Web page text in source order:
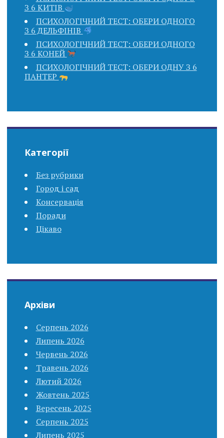
З 6 КИТІВ
ПСИХОЛОГІЧНИЙ ТЕСТ: ОБЕРИ ОДНОГО
З 6 ДЕЛЬФІНІВ
ПСИХОЛОГІЧНИЙ ТЕСТ: ОБЕРИ ОДНОГО
З 6 КОНЕЙ
ПСИХОЛОГІЧНИЙ ТЕСТ: ОБЕРИ ОДНУ З 6
ПАНТЕР
Категорії
Без рубрики
Город і сад
Консервація
Поради
Цікаво
Архіви
Серпень 2026
Липень 2026
Червень 2026
Травень 2026
Лютий 2026
Жовтень 2025
Вересень 2025
Серпень 2025
Липень 2025